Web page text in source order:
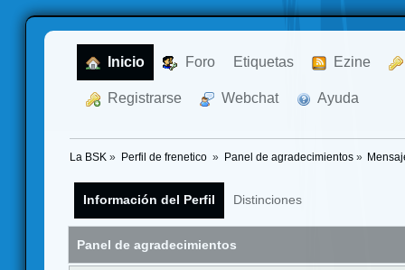
Inicio Foro Etiquetas Ezine
Registrarse Webchat Ayuda
La BSK » Perfil de frenetico » Panel de agradecimientos»
Información del Perfil Distinciones
Panel de agradecimientos